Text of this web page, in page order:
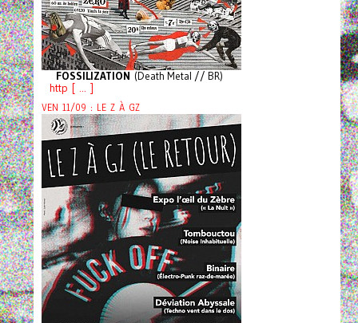
FOSSILIZATION (Death Metal // BR)
http [ ... ]
VEN 11/09 : LE Z À GZ